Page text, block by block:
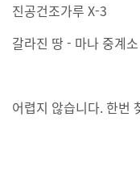
진공건조가루 X-3
갈라진 땅 - 마나 중계
어렵지 않습니다. 한번